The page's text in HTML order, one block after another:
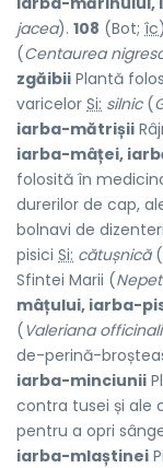
jacea). 108 (Bot; îc)
(Centaurea
zgăibii Plantă
varicelor Si: silnic(
iarba-mătrișii
iarba-mâței,
folosită în
durerilor de cap,
bolnavi de
pisici Si: cătușnică(
Sfintei Marii (
mâțului, iarba-
( Valeriana
de-perină-
iarba-minciunii
contra tusei și ale
pentru a opri
iarba-mlaștinei